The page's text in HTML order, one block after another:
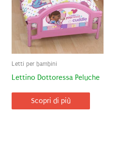
Letti per bambini
Lettino Dottoressa Peluche
Scopri di più